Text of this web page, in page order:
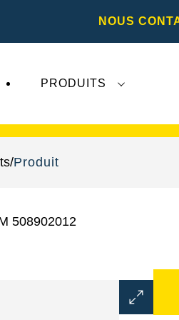
NOUS
PRODUITS
Produit
508902012
Ouvrir
la